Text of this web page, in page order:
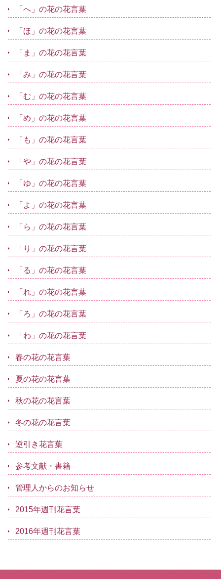
「へ」の花の花言葉
「ほ」の花の花言葉
「ま」の花の花言葉
「み」の花の花言葉
「む」の花の花言葉
「め」の花の花言葉
「も」の花の花言葉
「や」の花の花言葉
「ゆ」の花の花言葉
「よ」の花の花言葉
「ら」の花の花言葉
「り」の花の花言葉
「る」の花の花言葉
「れ」の花の花言葉
「ろ」の花の花言葉
「わ」の花の花言葉
春の花の花言葉
夏の花の花言葉
秋の花の花言葉
冬の花の花言葉
逆引き花言葉
参考文献・書籍
管理人からのお知らせ
2015年週刊花言葉
2016年週刊花言葉